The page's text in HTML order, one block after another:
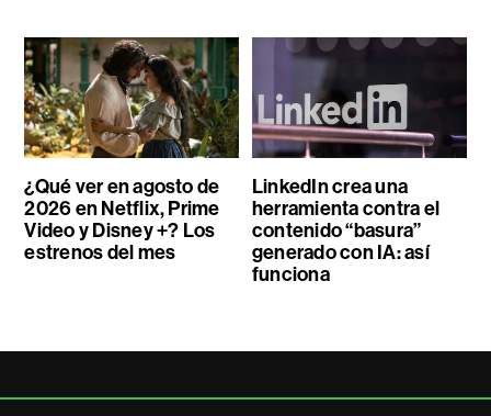
¿Qué ver en agosto de
2026 en Netflix, Prime
Video y Disney +? Los
estrenos del mes
LinkedIn crea una
herramienta contra el
contenido “basura”
generado con IA: así
funciona